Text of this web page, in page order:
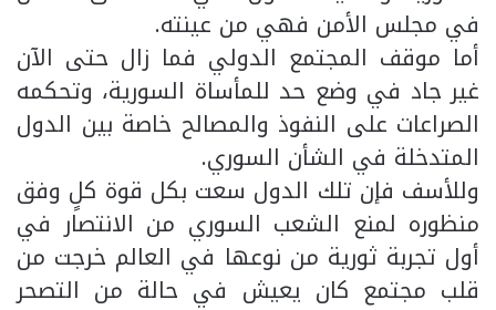
في مجلس الأمن فهي من عينته.
أما موقف المجتمع الدولي فما زال حتى الآن
غير جاد في وضع حد للمأساة السورية، وتحكمه
الصراعات على النفوذ والمصالح خاصة بين الدول
المتدخلة في الشأن السوري.
وللأسف فإن تلك الدول سعت بكل قوة كلٍ وفق
منظوره لمنع الشعب السوري من الانتصار في
أول تجربة ثورية من نوعها في العالم خرجت من
قلب مجتمع كان يعيش في حالة من التصحر